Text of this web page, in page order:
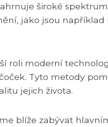
široké
jako jsou
roli moderní
Tyto metody
jejich života.
blíže zabývat